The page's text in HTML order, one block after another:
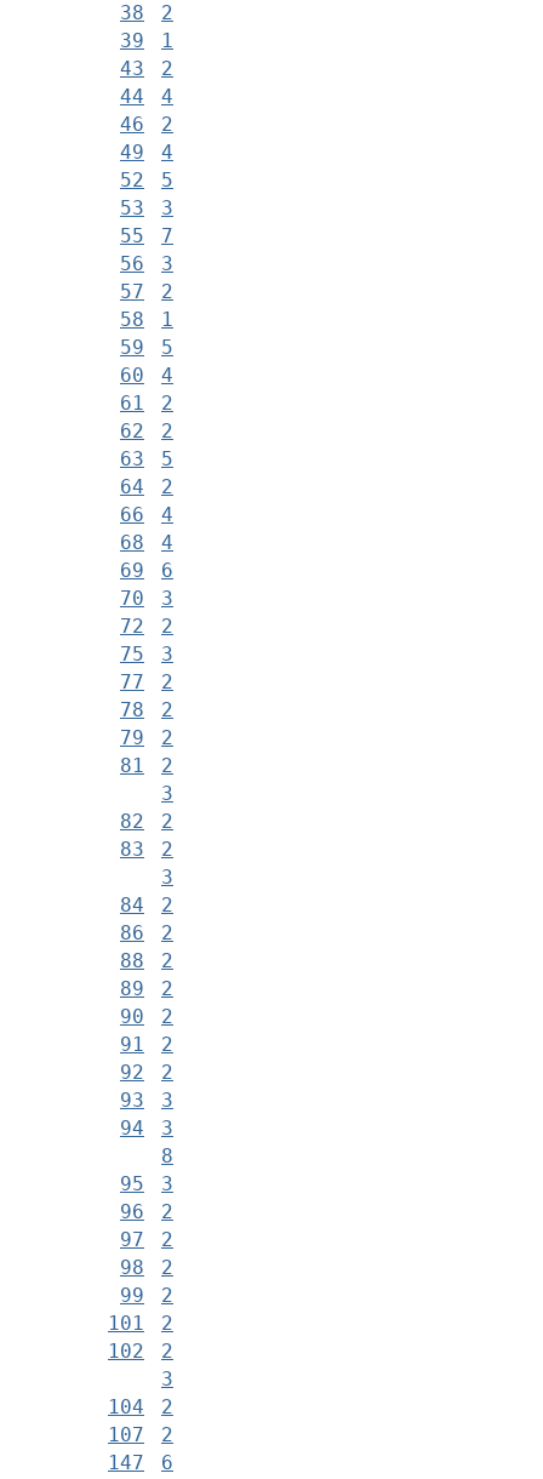
38
2
39
1
43
2
44
4
46
2
49
4
52
5
53
3
55
7
56
3
57
2
58
1
59
5
60
4
61
2
62
2
63
5
64
2
66
4
68
4
69
6
70
3
72
2
75
3
77
2
78
2
79
2
81
2
3
82
2
83
2
3
84
2
86
2
88
2
89
2
90
2
91
2
92
2
93
3
94
3
8
95
3
96
2
97
2
98
2
99
2
101
2
102
2
3
104
2
107
2
147
6